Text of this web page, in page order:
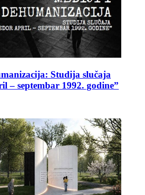
Studija slučaja
– septembar 1992. godine”